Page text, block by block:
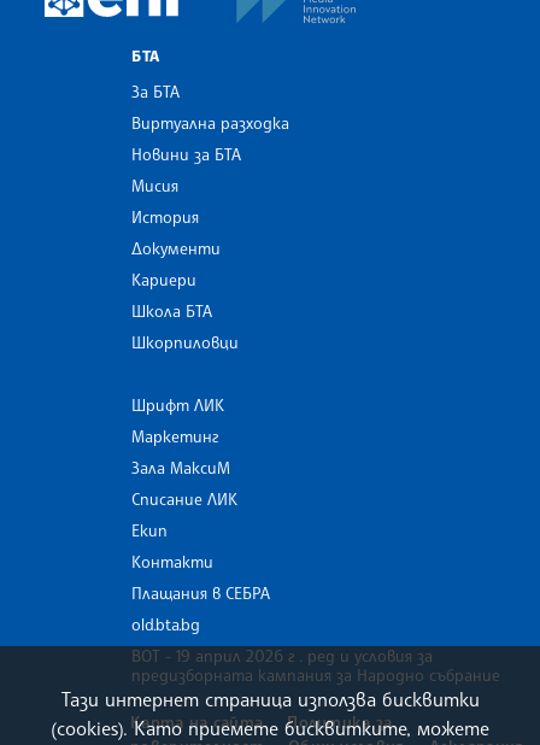
БТА
За БТА
Виртуална разходка
Новини за БТА
Мисия
История
Документи
Кариери
Школа БТА
Шкорпиловци
Шрифт ЛИК
Маркетинг
Зала МаксиМ
Списание ЛИК
Екип
Контакти
Плащания в СЕБРА
old.bta.bg
ВОТ - 19 април 2026 г . ред и условия за
предизборната кампания за Народно събрание
Карта на сайта
Политика за
Тази интернет страница използва бисквитки
(cookies). Като приемете бисквитките, можете